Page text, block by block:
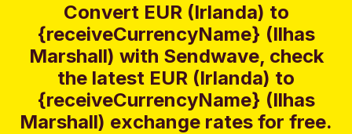
Convert EUR (Irlanda) to
{receiveCurrencyName} (Ilhas
Marshall) with Sendwave, check
the latest EUR (Irlanda) to
{receiveCurrencyName} (Ilhas
Marshall) exchange rates for free.